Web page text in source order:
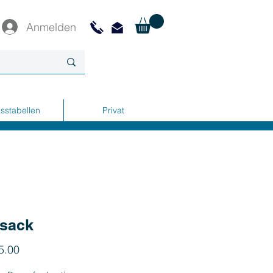
Anmelden
Privat
Preis